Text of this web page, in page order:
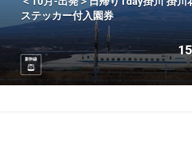
ステッカー付入園券
新幹線